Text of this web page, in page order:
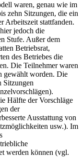
waren, genau wie im
zehn Sitzungen, die ein
Arbeitszeit stattfanden.
jedoch die
Stufe. Außer dem
Betriebsrat,
des Betriebes die
Die Teilnehmer waren
gewählt worden. Die
Sitzungen
Hälfte der Vorschläge
der
Ausstattung von
usw.). Im
werden können (vgl.